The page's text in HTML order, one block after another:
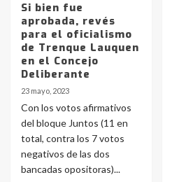
Si bien fue
aprobada, revés
para el oficialismo
de Trenque Lauquen
en el Concejo
Deliberante
23 mayo, 2023
Con los votos afirmativos
del bloque Juntos (11 en
total, contra los 7 votos
negativos de las dos
bancadas opositoras)...